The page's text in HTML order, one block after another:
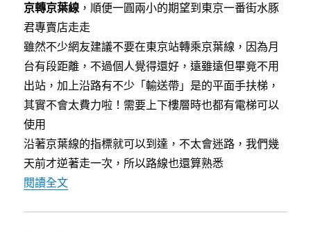
京轉京葉線 ，順便一圓兩小的期望到東京一番街水豚
君專賣店走走
雖然不少網友建議不要在東京站轉乘京葉線，因為月
台有段距離，不過個人覺得還好，遠雖遠但畢竟不用
出站，加上沿路有不少「輸送帶」是的平面手扶梯，
其實不會太費力啦！需要上下樓層時也都有電梯可以
使用
沿著京葉線的指標就可以到達，不太會迷路，我們幾
天前才逆著走一次，所以路線也還算熟悉
閱讀全文〈[東京迪士尼35週年]JR舞濱站迎賓中心寄放行